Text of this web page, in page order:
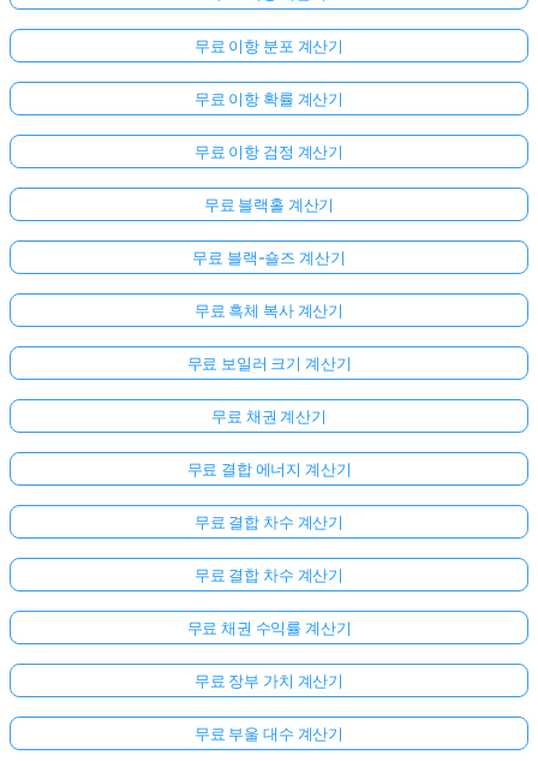
문
없
니
다
무료 이항 분포 계산기
무료 이항 확률 계산기
무료 이항 검정 계산기
무료 블랙홀 계산기
무료 블랙-숄즈 계산기
무료 흑체 복사 계산기
무료 보일러 크기 계산기
무료 채권 계산기
무료 결합 에너지 계산기
무료 결합 차수 계산기
무료 결합 차수 계산기
무료 채권 수익률 계산기
무료 장부 가치 계산기
무료 부울 대수 계산기